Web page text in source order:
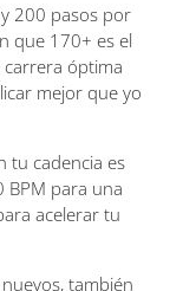
200 pasos por
que 170+ es el
óptima
mejor que yo
tu cadencia es
para una
acelerar tu
también